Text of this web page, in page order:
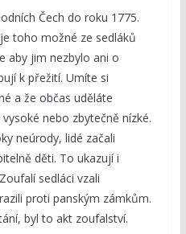
Čech do roku 1775.
toho možné ze sedláků
aby jim nezbylo ani o
k přežití. Umíte si
a že občas uděláte
nebo zbytečně nízké.
neúrody, lidé začali
děti. To ukazují i
sedláci vzali
proti panským zámkům.
byl to akt zoufalství.